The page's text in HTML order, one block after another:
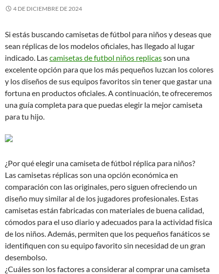
4 DE DICIEMBRE DE 2024
Si estás buscando camisetas de fútbol para niños y deseas que
sean réplicas de los modelos oficiales, has llegado al lugar
indicado. Lascamisetas de futbol niños replicasson una
excelente opción para que los más pequeños luzcan los colores
y los diseños de sus equipos favoritos sin tener que gastar una
fortuna en productos oficiales. A continuación, te ofreceremos
una guía completa para que puedas elegir la mejor camiseta
para tu hijo.
¿Por qué elegir una camiseta de fútbol réplica para niños?
Las camisetas réplicas son una opción económica en
comparación con las originales, pero siguen ofreciendo un
diseño muy similar al de los jugadores profesionales. Estas
camisetas están fabricadas con materiales de buena calidad,
cómodos para el uso diario y adecuados para la actividad física
de los niños. Además, permiten que los pequeños fanáticos se
identifiquen con su equipo favorito sin necesidad de un gran
desembolso.
¿Cuáles son los factores a considerar al comprar una camiseta